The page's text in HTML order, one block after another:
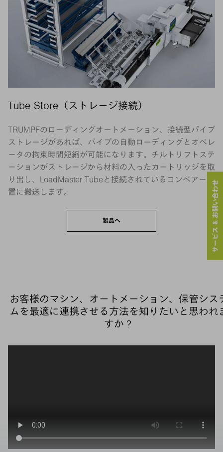
Tube Store（ストレージ接続）
TRUMPFのローディングオートメーション、接続型パイプ
ストレージがあれば、パイプの自動ローディングとオペレ
ータの拘束時間短縮が可能になります。チルトリフトステ
ーションがストレージから材料の入ったカートリッジを取
り出し、LoadMaster Tubeと接続されているコンベアー装
置に搬送します。
製品へ
お客様のマシン、オートメーション、保管シス
ムを最適に連携させる方法を知りたいと思われ
すか？
サービス & お問い合わせ